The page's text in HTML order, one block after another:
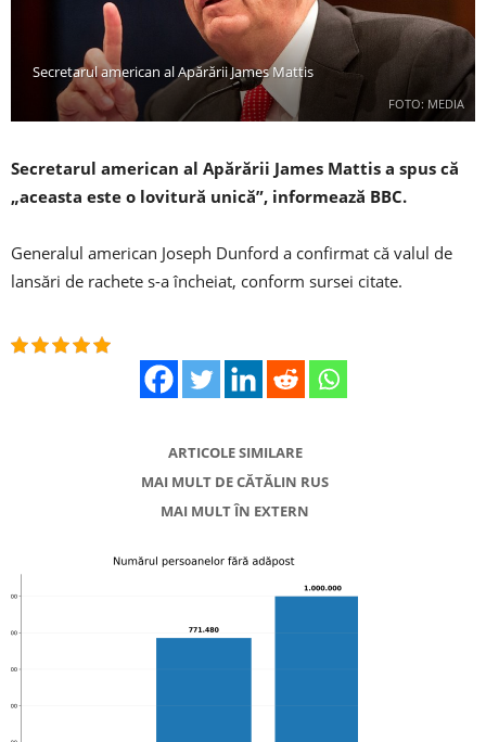
FOTO: MEDIA
Secretarul american al Apărării James Mattis
Secretarul american al Apărării James Mattis a spus că
„aceasta este o lovitură unică”, informează BBC.
Generalul american Joseph Dunford a confirmat că valul de
lansări de rachete s-a încheiat, conform sursei citate.
ARTICOLE SIMILARE
MAI MULT DE CĂTĂLIN RUS
MAI MULT ÎN EXTERN